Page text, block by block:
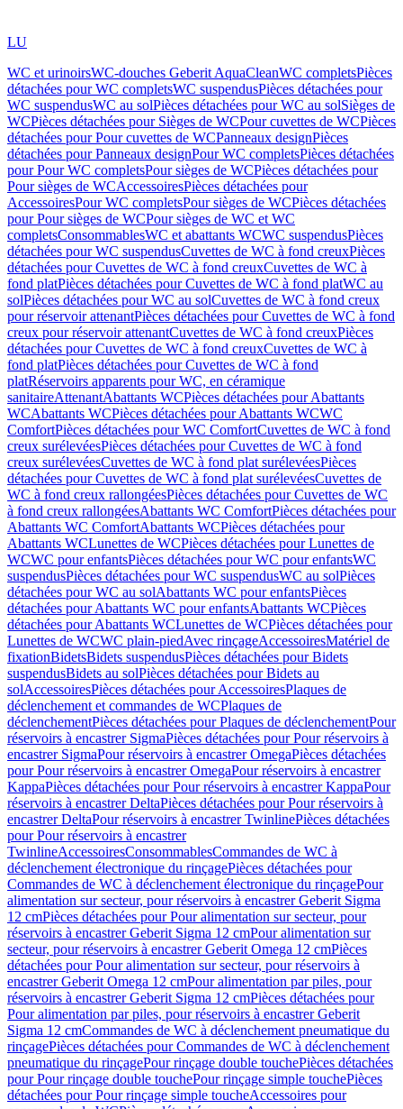
LU
WC et urinoirsWC-douches Geberit AquaCleanWC completsPièces
détachées pour WC completsWC suspendusPièces détachées pour
WC suspendusWC au solPièces détachées pour WC au solSièges de
WCPièces détachées pour Sièges de WCPour cuvettes de WCPièces
détachées pour Pour cuvettes de WCPanneaux designPièces
détachées pour Panneaux designPour WC completsPièces détachées
pour Pour WC completsPour sièges de WCPièces détachées pour
Pour sièges de WCAccessoiresPièces détachées pour
AccessoiresPour WC completsPour sièges de WCPièces détachées
pour Pour sièges de WCPour sièges de WC et WC
completsConsommablesWC et abattants WCWC suspendusPièces
détachées pour WC suspendusCuvettes de WC à fond creuxPièces
détachées pour Cuvettes de WC à fond creuxCuvettes de WC à
fond platPièces détachées pour Cuvettes de WC à fond platWC au
solPièces détachées pour WC au solCuvettes de WC à fond creux
pour réservoir attenantPièces détachées pour Cuvettes de WC à fond
creux pour réservoir attenantCuvettes de WC à fond creuxPièces
détachées pour Cuvettes de WC à fond creuxCuvettes de WC à
fond platPièces détachées pour Cuvettes de WC à fond
platRéservoirs apparents pour WC, en céramique
sanitaireAttenantAbattants WCPièces détachées pour Abattants
WCAbattants WCPièces détachées pour Abattants WCWC
ComfortPièces détachées pour WC ComfortCuvettes de WC à fond
creux surélevéesPièces détachées pour Cuvettes de WC à fond
creux surélevéesCuvettes de WC à fond plat surélevéesPièces
détachées pour Cuvettes de WC à fond plat surélevéesCuvettes de
WC à fond creux rallongéesPièces détachées pour Cuvettes de WC
à fond creux rallongéesAbattants WC ComfortPièces détachées pour
Abattants WC ComfortAbattants WCPièces détachées pour
Abattants WCLunettes de WCPièces détachées pour Lunettes de
WCWC pour enfantsPièces détachées pour WC pour enfantsWC
suspendusPièces détachées pour WC suspendusWC au solPièces
détachées pour WC au solAbattants WC pour enfantsPièces
détachées pour Abattants WC pour enfantsAbattants WCPièces
détachées pour Abattants WCLunettes de WCPièces détachées pour
Lunettes de WCWC plain-piedAvec rinçageAccessoiresMatériel de
fixationBidetsBidets suspendusPièces détachées pour Bidets
suspendusBidets au solPièces détachées pour Bidets au
solAccessoiresPièces détachées pour AccessoiresPlaques de
déclenchement et commandes de WCPlaques de
déclenchementPièces détachées pour Plaques de déclenchementPour
réservoirs à encastrer SigmaPièces détachées pour Pour réservoirs à
encastrer SigmaPour réservoirs à encastrer OmegaPièces détachées
pour Pour réservoirs à encastrer OmegaPour réservoirs à encastrer
KappaPièces détachées pour Pour réservoirs à encastrer KappaPour
réservoirs à encastrer DeltaPièces détachées pour Pour réservoirs à
encastrer DeltaPour réservoirs à encastrer TwinlinePièces détachées
pour Pour réservoirs à encastrer
TwinlineAccessoiresConsommablesCommandes de WC à
déclenchement électronique du rinçagePièces détachées pour
Commandes de WC à déclenchement électronique du rinçagePour
alimentation sur secteur, pour réservoirs à encastrer Geberit Sigma
12 cmPièces détachées pour Pour alimentation sur secteur, pour
réservoirs à encastrer Geberit Sigma 12 cmPour alimentation sur
secteur, pour réservoirs à encastrer Geberit Omega 12 cmPièces
détachées pour Pour alimentation sur secteur, pour réservoirs à
encastrer Geberit Omega 12 cmPour alimentation par piles, pour
réservoirs à encastrer Geberit Sigma 12 cmPièces détachées pour
Pour alimentation par piles, pour réservoirs à encastrer Geberit
Sigma 12 cmCommandes de WC à déclenchement pneumatique du
rinçagePièces détachées pour Commandes de WC à déclenchement
pneumatique du rinçagePour rinçage double touchePièces détachées
pour Pour rinçage double touchePour rinçage simple touchePièces
détachées pour Pour rinçage simple toucheAccessoires pour